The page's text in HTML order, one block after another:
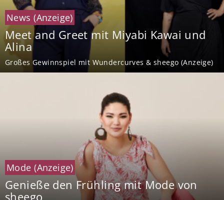
News (Anzeige)
Meet and Greet mit Miyabi Kawai und
Alina
Großes Gewinnspiel mit Wundercurves & sheego (Anzeige)
Mode (Anzeige)
Genieße den Frühling mit Mode von
sheego